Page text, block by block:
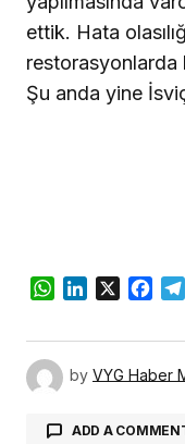
ettik. Hata
restorasyonlarda
Şu anda yine
WhatsApp
LinkedIn
X
by VYG Haber
ADD A